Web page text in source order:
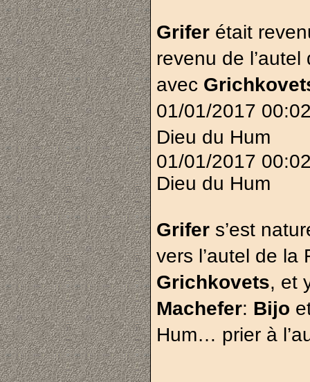
Grifer était
revenu de
avec
01/01/2017
Dieu du Hum
01/01/2017
Dieu du Hum
Grifer s’est
vers l’autel de la
Grichkovets, et
Machefer: Bijo
Hum… prier à